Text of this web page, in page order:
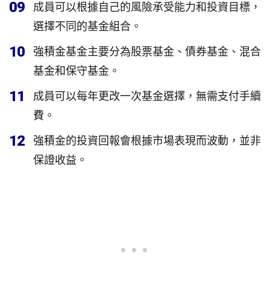
09
成員可以根據自己的風險承受能力和投資目標，
選擇不同的基金組合。
10
強積金基金主要分為股票基金、債券基金、混合
基金和保守基金。
11
成員可以每年更改一次基金選擇，無需支付手續
費。
12
強積金的投資回報會根據市場表現而波動，並非
保證收益。